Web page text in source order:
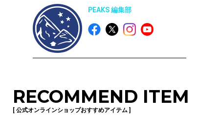
PEAKS 編集部
RECOMMEND ITEM
[ 公式オンラインショップおすすめアイテム ]